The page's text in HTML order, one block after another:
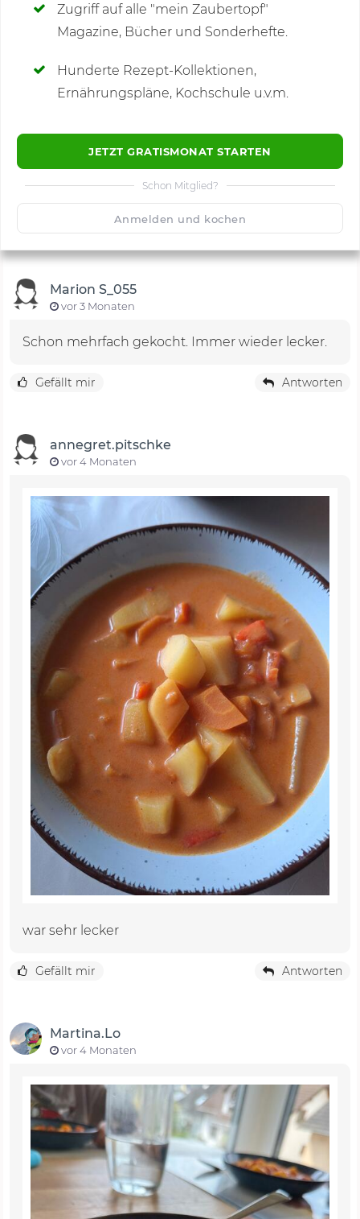
Zugriff auf alle "mein Zaubertopf"
Magazine, Bücher und Sonderhefte.
Hunderte Rezept-Kollektionen,
Ernährungspläne, Kochschule u.v.m.
JETZT GRATISMONAT STARTEN
Schon Mitglied?
Anmelden und kochen
Kommentare(64)
🙂 1500 Speichern
Marion S_055
vor 3 Monaten
Schon mehrfach gekocht. Immer wieder lecker.
Gefällt mir Antworten
annegret.pitschke
vor 4 Monaten
war sehr lecker
Gefällt mir Antworten
Martina.Lo
vor 4 Monaten